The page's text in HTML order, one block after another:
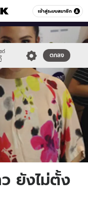
เข้าสู่ระบบสมาชิก
หมวดอื่นๆ
ต์
ตกลง
ยังไม่ตั้ง